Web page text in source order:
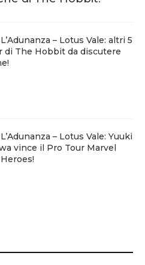
– Lotus Vale: altri 5
di The Hobbit da discutere
– Lotus Vale: Yuuki
vince il Pro Tour Marvel